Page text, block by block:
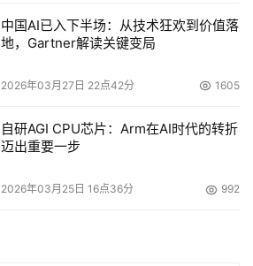
中国AI已入下半场：从技术狂欢到价值落
地，Gartner解读关键变局
2026年03月27日 22点42分 1605
自研AGI CPU芯片：Arm在AI时代的转折
迈出重要一步
2026年03月25日 16点36分 992